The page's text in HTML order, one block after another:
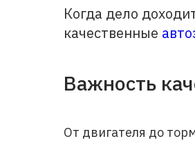
Когда дело
качественные
Важность
От двигателя до